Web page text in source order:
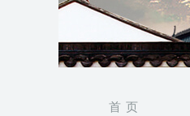
首 页